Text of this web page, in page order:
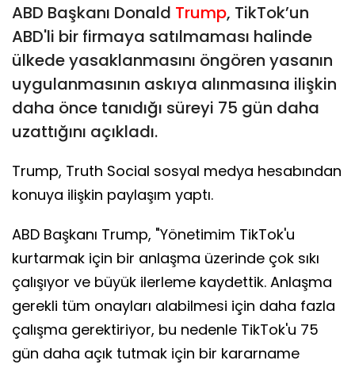
ABD Başkanı Donald Trump, TikTok’un
ABD'li bir firmaya satılmaması halinde
ülkede yasaklanmasını öngören yasanın
uygulanmasının askıya alınmasına ilişkin
daha önce tanıdığı süreyi 75 gün daha
uzattığını açıkladı.
Trump, Truth Social sosyal medya hesabından
konuya ilişkin paylaşım yaptı.
ABD Başkanı Trump, "Yönetimim TikTok'u
kurtarmak için bir anlaşma üzerinde çok sıkı
çalışıyor ve büyük ilerleme kaydettik. Anlaşma
gerekli tüm onayları alabilmesi için daha fazla
çalışma gerektiriyor, bu nedenle TikTok'u 75
gün daha açık tutmak için bir kararname